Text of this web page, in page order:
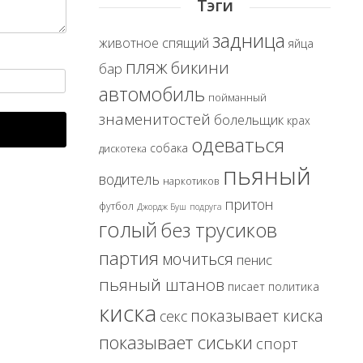
Тэги
животное спящий задница яйца
бар пляжбикини
автомобиль пойманный
знаменитостей болельщик крах
дискотека собака одеваться
водитель наркотиков пьяный
футбол Джордж Буш подруга притон
голый без трусиков
партия мочиться пенис
пьяный штанов писает политика
киска секс показывает киска
показывает сиськи спорт